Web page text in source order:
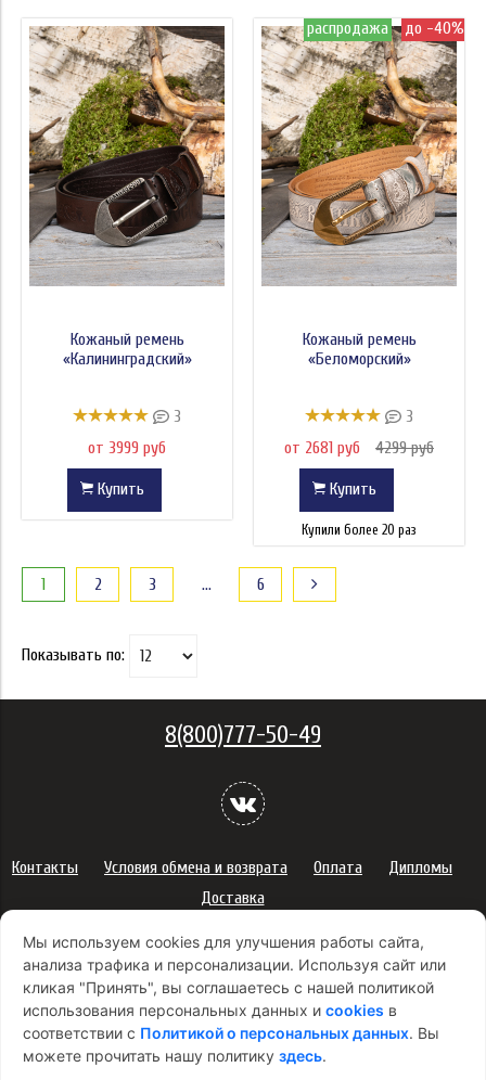
Кожаный ремень
«Калининградский»
3
от 3999 руб
Купить
распродажа до -40%
Кожаный ремень
«Беломорский»
3
от 2681 руб
4299 руб
Купить
Купили более 20 раз
1 2 3 … 6
Показывать по:
Мы используем cookies для улучшения работы сайта,
анализа трафика и персонализации. Используя сайт или
кликая "Принять", вы соглашаетесь с нашей политикой
использования персональных данных и cookies в
соответствии с Политикой о персональных данных. Вы
можете прочитать нашу политику здесь.
8(800)777-50-49
Контакты Условия обмена и возврата Оплата
Дипломы
Доставка
Сертификаты
Оферта
Правила использования подарочных карт
Правила ухода за одеждой
Политика платежей
Условия использования Cookie-файлов